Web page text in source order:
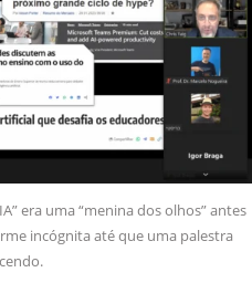
era uma “menina dos olhos” antes
incógnita até que uma palestra